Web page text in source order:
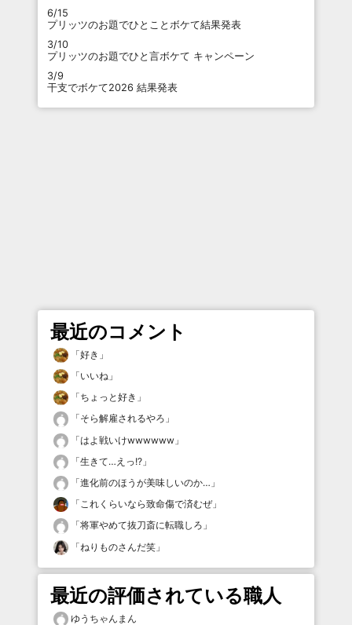
6/15
プリッツのお題でひとことボケて結果発表
3/10
プリッツのお題でひと言ボケて キャンペーン
3/9
干支でボケて2026 結果発表
最近のコメント
「好き 」
「いいね 」
「ちょっと好き 」
「そら解雇されるやろ 」
「はよ戦いけwwwwww 」
「生きて…えっ!? 」
「進化前のほうが美味しいのか… 」
「これくらいなら致命傷で済むぜ」
「将軍やめて抜刀斎に転職しろ 」
「ねりものさんだ笑 」
最近の評価されている職人
ゆうちゃんまん